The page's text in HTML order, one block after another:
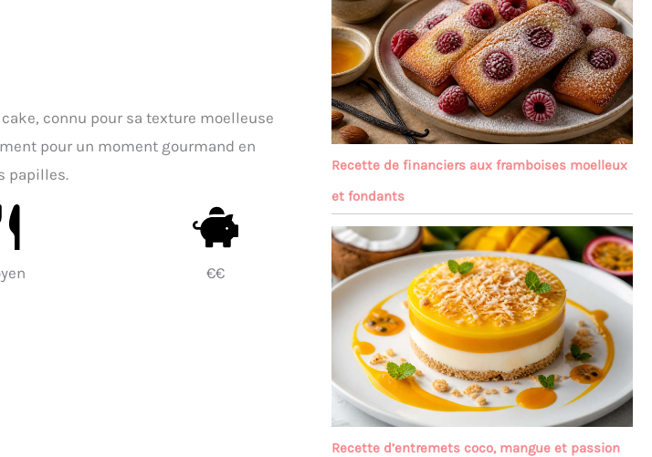
connu pour sa texture moelleuse
pour un moment gourmand en
papilles.
€€
Recette de financiers aux framboises moelleux
et fondants
Recette d’entremets coco, mangue et passion